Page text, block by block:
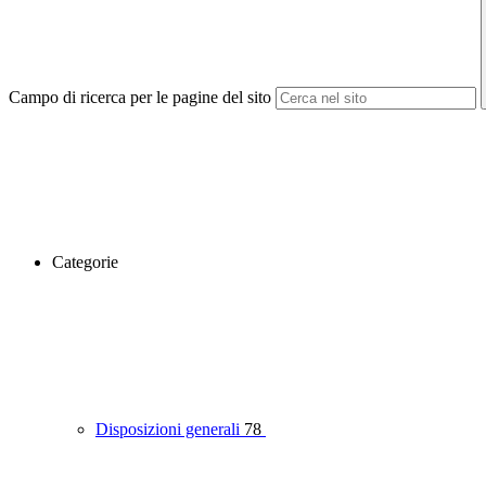
Campo di ricerca per le pagine del sito
Categorie
Disposizioni generali 78